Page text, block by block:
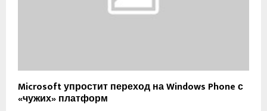
Microsoft упростит переход на Windows Phone с
«чужих» платформ